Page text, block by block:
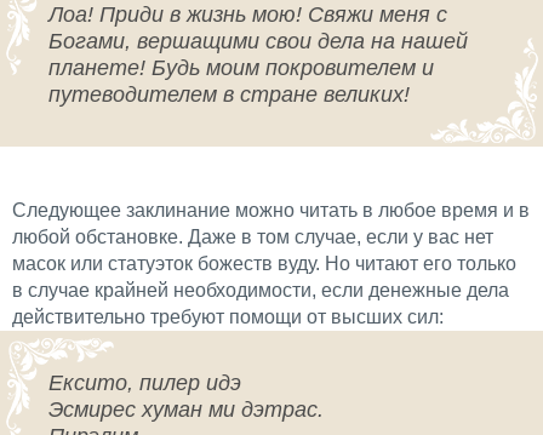
Лоа! Приди в жизнь мою! Свяжи меня с
Богами, вершащими свои дела на нашей
планете! Будь моим покровителем и
путеводителем в стране великих!
Следующее заклинание можно читать в любое время и в
любой обстановке. Даже в том случае, если у вас нет
масок или статуэток божеств вуду. Но читают его только
в случае крайней необходимости, если денежные дела
действительно требуют помощи от высших сил:
Ексито, пилер идэ
Эсмирес хуман ми дэтрас.